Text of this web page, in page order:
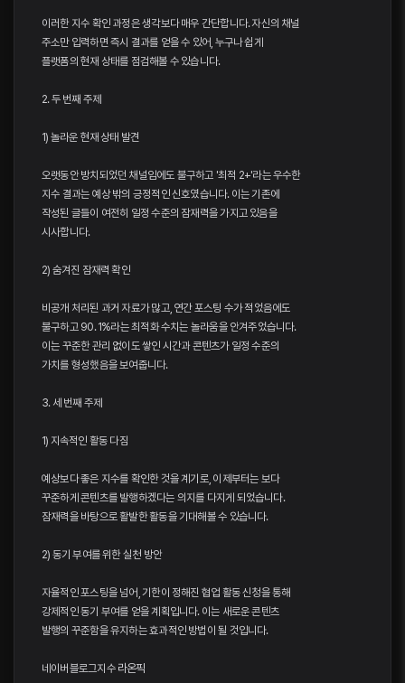
이러한 지수 확인 과정은 생각보다 매우 간단합니다. 자신의 채널
주소만 입력하면 즉시 결과를 얻을 수 있어, 누구나 쉽게
플랫폼의 현재 상태를 점검해볼 수 있습니다.
2. 두 번째 주제
1) 놀라운 현재 상태 발견
오랫동안 방치되었던 채널임에도 불구하고 '최적 2+'라는 우수한
지수 결과는 예상 밖의 긍정적인 신호였습니다. 이는 기존에
작성된 글들이 여전히 일정 수준의 잠재력을 가지고 있음을
시사합니다.
2) 숨겨진 잠재력 확인
비공개 처리된 과거 자료가 많고, 연간 포스팅 수가 적었음에도
불구하고 90. 1%라는 최적화 수치는 놀라움을 안겨주었습니다.
이는 꾸준한 관리 없이도 쌓인 시간과 콘텐츠가 일정 수준의
가치를 형성했음을 보여줍니다.
3. 세 번째 주제
1) 지속적인 활동 다짐
예상보다 좋은 지수를 확인한 것을 계기로, 이제부터는 보다
꾸준하게 콘텐츠를 발행하겠다는 의지를 다지게 되었습니다.
잠재력을 바탕으로 활발한 활동을 기대해볼 수 있습니다.
2) 동기 부여를 위한 실천 방안
자율적인 포스팅을 넘어, 기한이 정해진 협업 활동 신청을 통해
강제적인 동기 부여를 얻을 계획입니다. 이는 새로운 콘텐츠
발행의 꾸준함을 유지하는 효과적인 방법이 될 것입니다.
네이버블로그지수 라온픽